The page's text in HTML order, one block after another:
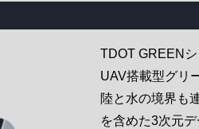
TDOT GREEN
UAV搭載型グリ
陸と水の境界も
を含めた3次元